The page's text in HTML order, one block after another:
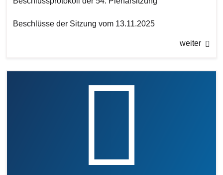
Beschlüsse der Sitzung vom 13.11.2025
weiter